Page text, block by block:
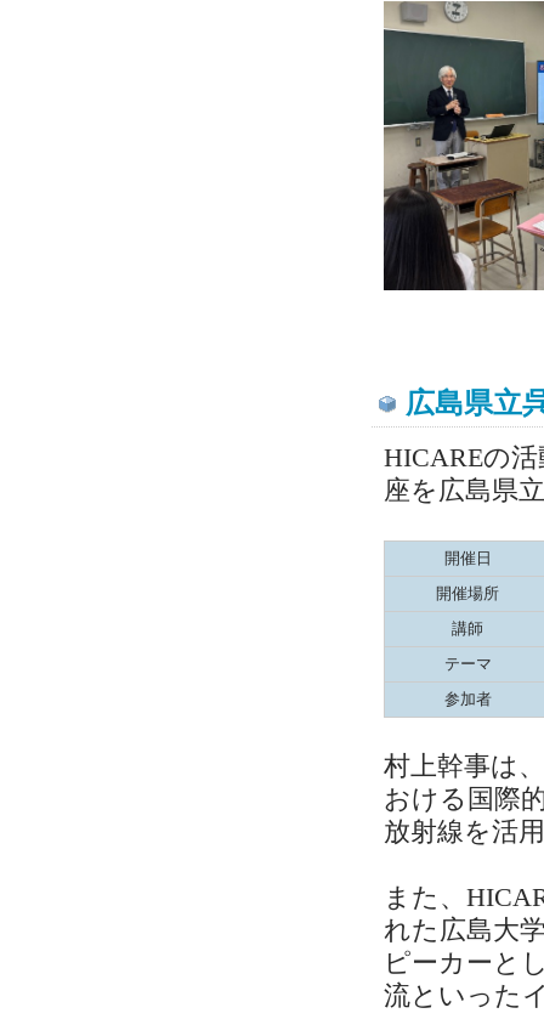
広島県立
HICAREの
座を広島県
開催日
開催場所
講師
テーマ
参加者
村上幹事は
おける国際
放射線を活
また、
れた広島大
ピーカーと
流といった